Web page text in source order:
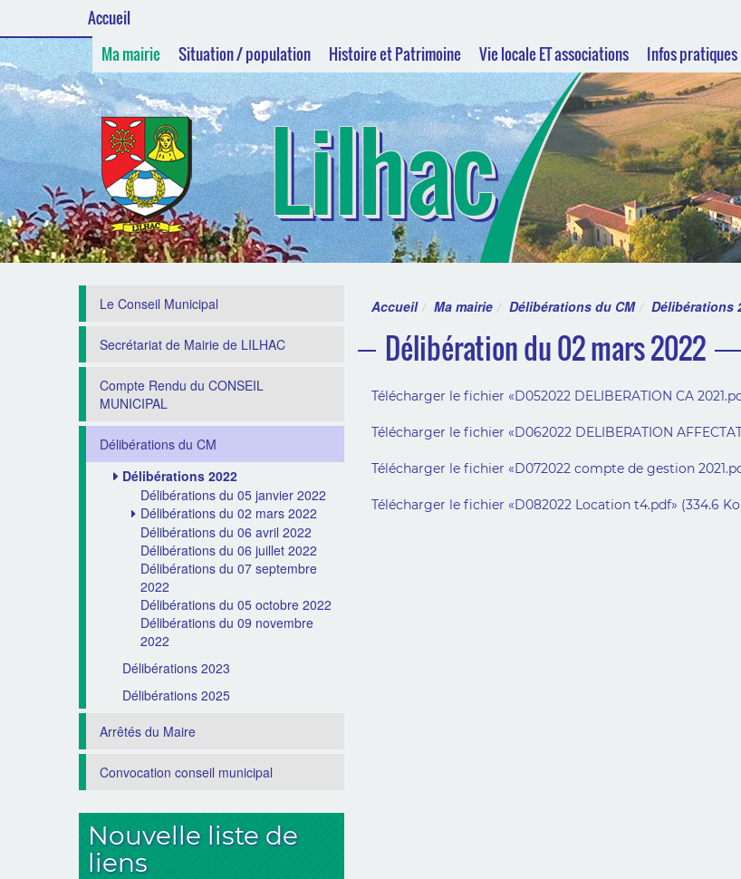
Accueil
Ma mairie
Situation / population Histoire et Patrimoine Vie locale ET associations Infos pratiques
Lilhac
Accueil Ma mairie Délibérations du CM Délibérations
Délibération du 02 mars 2022
Télécharger le fichier «D052022 DELIBERATION CA
Télécharger le fichier «D062022 DELIBERATION
Télécharger le fichier «D072022 compte de gestion
Télécharger le fichier «D082022 Location t4.pdf» (334.6
Le Conseil Municipal
Secrétariat de Mairie de LILHAC
Compte Rendu du CONSEIL
MUNICIPAL
Délibérations du CM
Délibérations 2022
Délibérations du 05 janvier 2022
Délibérations du 02 mars 2022
Délibérations du 06 avril 2022
Délibérations du 06 juillet 2022
Délibérations du 07 septembre
2022
Délibérations du 05 octobre 2022
Délibérations du 09 novembre
2022
Délibérations 2023
Délibérations 2025
Arrêtés du Maire
Convocation conseil municipal
Nouvelle liste de
liens